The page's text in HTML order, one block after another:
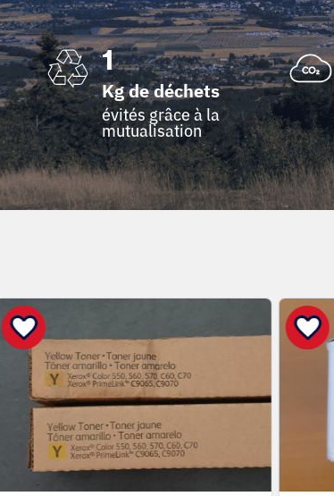
1
Kg de déchets
évités grâce à la
mutualisation